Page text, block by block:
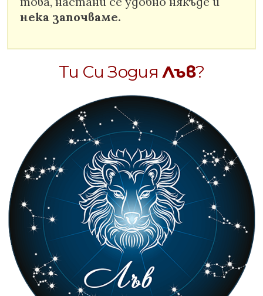
нека започваме.
Ти Си ЗодияЛъв?